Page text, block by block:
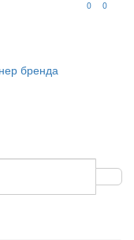
0 0